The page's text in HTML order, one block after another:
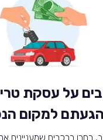
על עסקת
הגעתם למקום
בחרו ברכבים שמעניינים